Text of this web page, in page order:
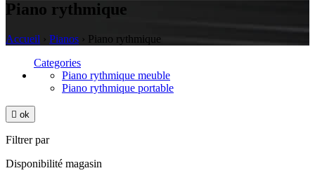
Piano rythmique
Accueil › Pianos › Piano rythmique
Categories
Piano rythmique meuble
Piano rythmique portable
 ok
Filtrer par
Disponibilité magasin